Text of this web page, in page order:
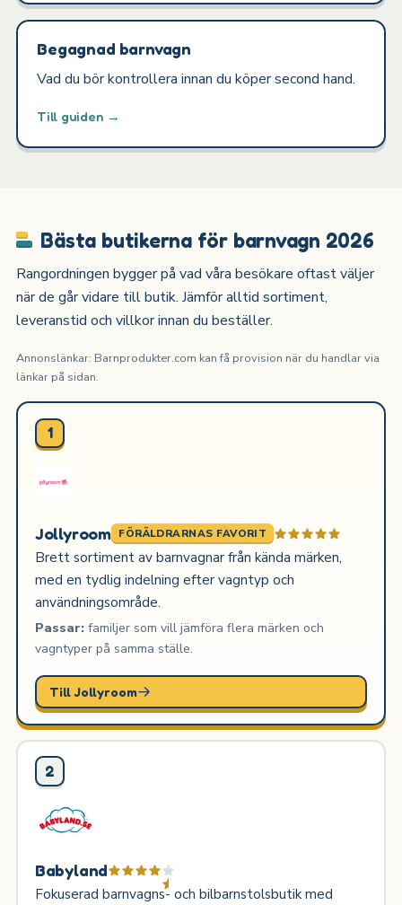
Begagnad barnvagn
Vad du bör kontrollera innan du köper second hand.
Till guiden →
Bästa butikerna för barnvagn 2026
Rangordningen bygger på vad våra besökare oftast väljer
när de går vidare till butik. Jämför alltid sortiment,
leveranstid och villkor innan du beställer.
Annonslänkar: Barnprodukter.com kan få provision när du handlar via
länkar på sidan.
1
Jollyroom FÖRÄLDRARNAS FAVORIT
Brett sortiment av barnvagnar från kända märken,
med en tydlig indelning efter vagntyp och
användningsområde.
Passar:familjer som vill jämföra flera märken och
vagntyper på samma ställe.
Till Jollyroom
2
Babyland
Fokuserad barnvagns- och bilbarnstolsbutik med